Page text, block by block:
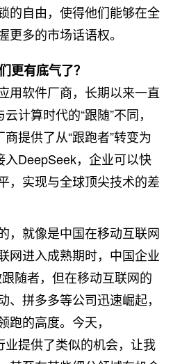
的自由，使得他们能够在全
多的市场话语权。
更有底气了？
用软件厂商，长期以来一直
计算时代的“跟随”不同，
提供了从“跟跑者”转变为
入DeepSeek，企业可以快
，实现与全球顶尖技术的差
，就像是中国在移动互联网
网进入成熟期时，中国企业
随者，但在移动互联网的
拼多多等公司迅速崛起，
的高度。今天，
提供了类似的机会，让我